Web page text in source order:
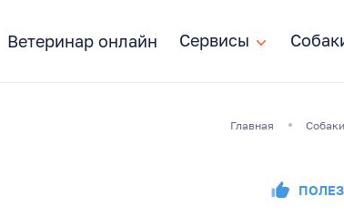
Ветеринар онлайн Сервисы
Сервисы
Главная Собаки